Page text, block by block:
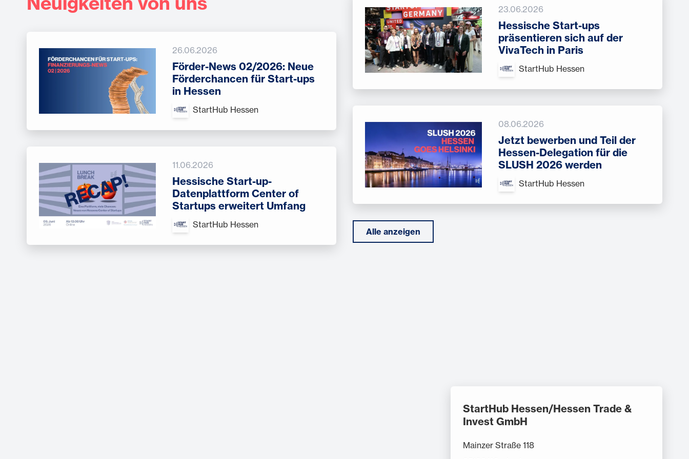
26.06.2026
Förder-News 02/2026: Neue
Förderchancen für Start-ups
in Hessen
StartHub Hessen
23.06.2026
Hessische Start-ups
präsentieren sich auf der
VivaTech in Paris
StartHub Hessen
11.06.2026
Hessische Start-up-
Datenplattform Center of
Startups erweitert Umfang
StartHub Hessen
08.06.2026
Jetzt bewerben und Teil der
Hessen-Delegation für die
SLUSH 2026 werden
StartHub Hessen
Alle anzeigen
StartHub Hessen/Hessen Trade &
Invest GmbH
Mainzer Straße 118